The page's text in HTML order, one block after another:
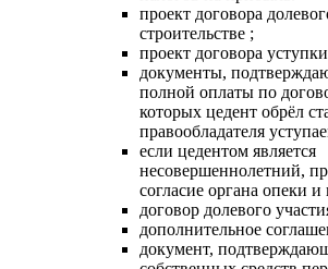
проект договора
строительстве ;
проект договора
документы,
полной оплаты по
которых цедент обрёл
правообладателя
если цедентом является
несовершеннолетний,
согласие органа опеки и
договор долевого
дополнительное
документ,